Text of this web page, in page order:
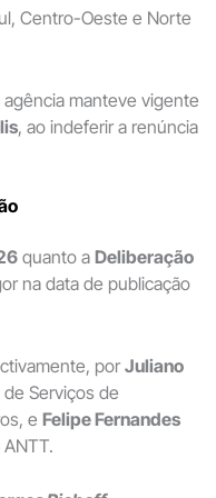
Centro-Oeste e Norte
agência manteve vigente
, ao indeferir a renúncia
quanto a Deliberação
na data de publicação
por Juliano
Serviços de
e Felipe Fernandes